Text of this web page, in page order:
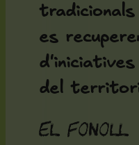
tradicionals
es
del
El Fonoll